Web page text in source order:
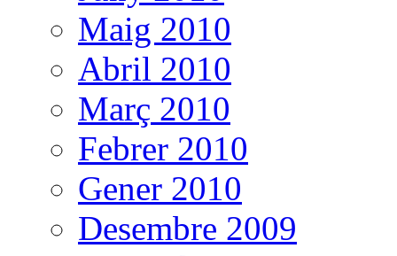
Maig 2010
Abril 2010
Març 2010
Febrer 2010
Gener 2010
Desembre 2009